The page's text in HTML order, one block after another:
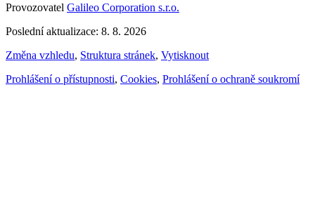
Provozovatel Galileo Corporation s.r.o.
Poslední aktualizace: 8. 8. 2026
Změna vzhledu, Struktura stránek, Vytisknout
Prohlášení o přístupnosti, Cookies, Prohlášení o ochraně soukromí